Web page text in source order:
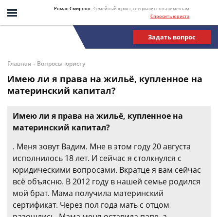
Роман Смирнов- Семейный юрист, специалист по алиментам
Спросить юриста
Задать вопрос
Главная - Вопросы юристу
Имею ли я права на жильё, купленное на
материнский капитал?
Имею ли я права на жильё, купленное на
материнский капитал?
. Меня зовут Вадим. Мне в этом году 20 августа
исполнилось 18 лет. И сейчас я столкнулся с
юридическими вопросами. Вкратце я вам сейчас
всё объясню. В 2012 году в нашей семье родился
мой брат. Мама получила материнский
сертификат. Через пол года мать с отцом